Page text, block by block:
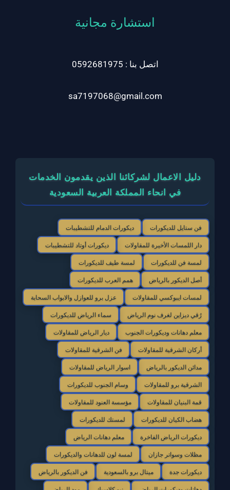
استشارة مجانية
اتصل بنا : 0592681975
sa7197068@gmail.com
دليل الاعمال لشركائنا الذين يقدمون الخدمات
في انحاء المملكة العربية السعودية
فن ستايل للديكورات
ديكورات الدمام للتشطيبات
دار اللمسات الأخيرة للمقاولات
ديكورات أوتاد للتشطيبات
لمسة فن للديكورات
لمسة طيف للديكورات
أصل الديكور بالرياض
همم العرب للديكورات
لمسات ايبوكسي للمقاولات
عزل برو للعوازل والابواب السحابة
رُقي ديزاين لغرف نوم الرياض
سماء الرياض للديكورات
معلم دهانات وديكورات الجنوب
ديار الرياض للمقاولات
أركان الشرقية للمقاولات
فن الشرقية للمقاولات
مدائن الديكور بالرياض
اسوار الرياض للمقاولات
الشرقية برو للمقاولات
وسام الجنوب للديكورات
قمة البنيان للمقاولات
مؤسسة العنود للمقاولات
هضاب الكيان للديكورات
لمستك للديكورات
ديكورات الرياض الفاخرة
معلم دهانات الرياض
مظلات وسواتر جازان
لمسة لون للدهانات والديكورات
ديكورات جدة
ميتال برو بالسعودية
فن الديكور بالرياض